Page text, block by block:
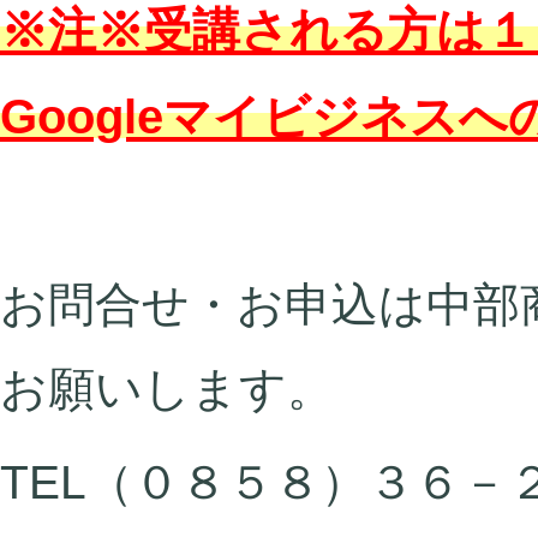
※注※受講される方は１
Googleマイビジネスへ
お問合せ・お申込は中
お願いします。
TEL（０８５８）３６－